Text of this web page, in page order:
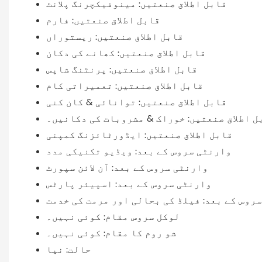
قابل اطلاق صنعتیں: مینوفیکچرنگ پلانٹ
قابل اطلاق صنعتیں: فارم
قابل اطلاق صنعتیں: ریستوراں
قابل اطلاق صنعتیں: کھانے کی دکان
قابل اطلاق صنعتیں: پرنٹنگ شاپس
قابل اطلاق صنعتیں: توانائی & کان کنی
اطلاق صنعتیں: خوراک & مشروبات کی دکانیں۔
قابل اطلاق صنعتیں: ایڈورٹائزنگ کمپنی
وارنٹی سروس کے بعد: ویڈیو تکنیکی مدد
وارنٹی سروس کے بعد: آن لائن سپورٹ
وارنٹی سروس کے بعد: اسپیئر پارٹس
کے بعد: فیلڈ کی بحالی اور مرمت کی خدمت
لوکل سروس مقام: کوئی نہیں۔
شو روم کا مقام: کوئی نہیں۔
حالت: نیا